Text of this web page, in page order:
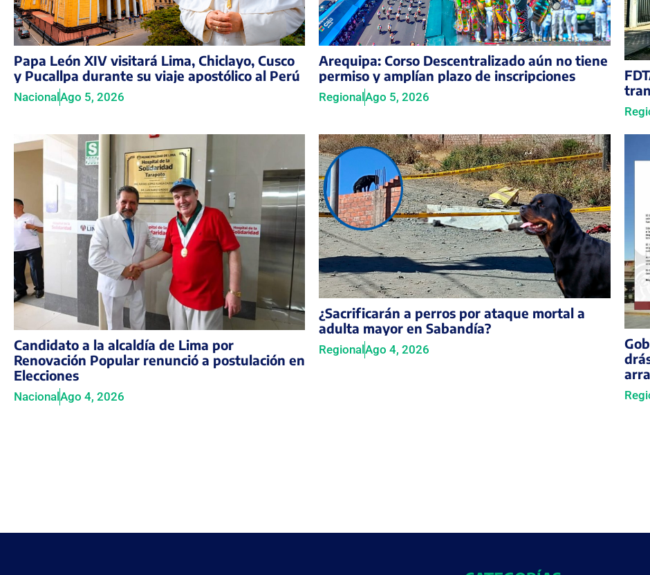
Papa León XIV visitará Lima, Chiclayo, Cusco
y Pucallpa durante su viaje apostólico al Perú
NacionalAgo 5, 2026
Arequipa: Corso Descentralizado aún no tiene
permiso y amplían plazo de inscripciones
RegionalAgo 5, 2026
Candidato a la alcaldía de Lima por
Renovación Popular renunció a postulación en
Elecciones
NacionalAgo 4, 2026
¿Sacrificarán a perros por ataque mortal a
adulta mayor en Sabandía?
Regional Ago 4, 2026